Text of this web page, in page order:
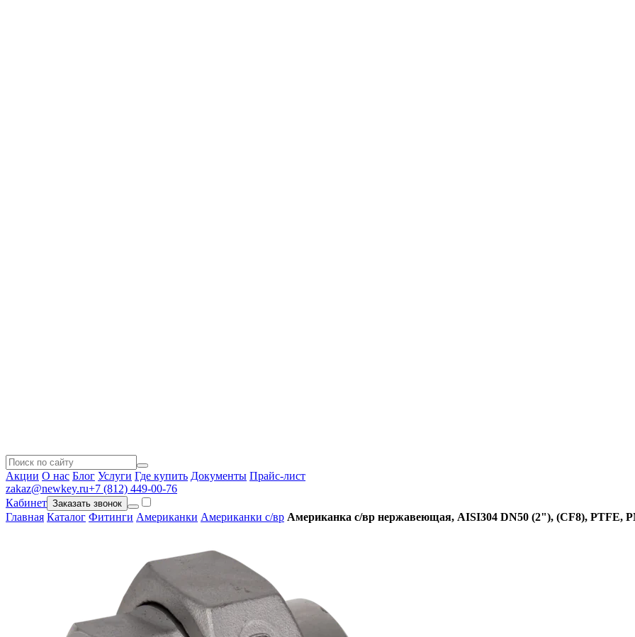
Акции О нас Блог Услуги Где купить Документы Прайс-лист
zakaz@newkey.ru+7 (812) 449-00-76
Кабинет Заказать звонок
Главная Каталог Фитинги Американки Американки с/вр Американка с/вр нержавеющая, AISI304 DN50 (2"), (CF8), PTFE,